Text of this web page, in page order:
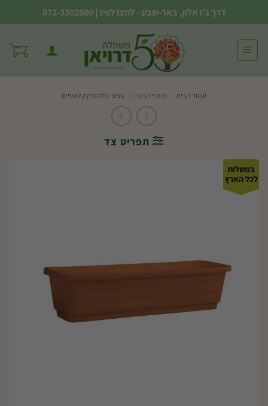
to
content
דרך ג'ו אלון, באר-שבע - לחצו לוויז |
072-3302900
עמוד הבית מוצרי הגינה עציצי פלסטיק קלאסיים
תפריט צד
במשלוח
לכל הארץ